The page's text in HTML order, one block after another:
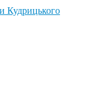
Кудрицького